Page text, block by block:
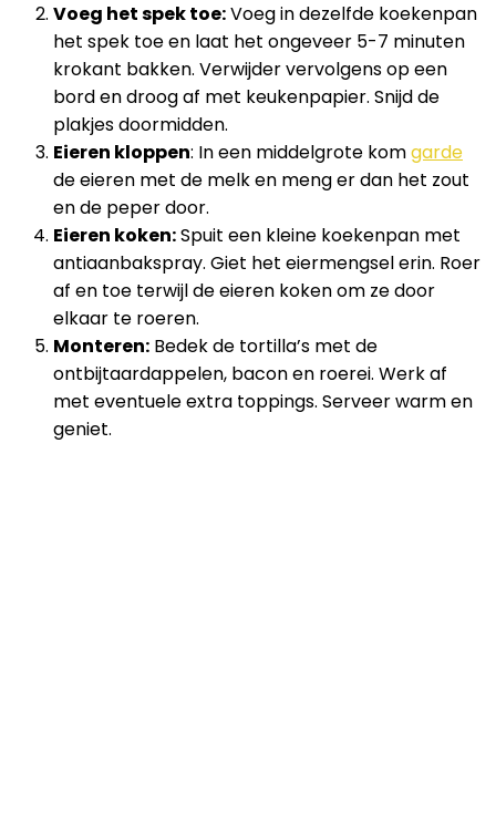
Voeg het spek toe:Voeg in dezelfde koekenpan
het spek toe en laat het ongeveer 5-7 minuten
krokant bakken. Verwijder vervolgens op een
bord en droog af met keukenpapier. Snijd de
plakjes doormidden.
Eieren kloppen: In een middelgrote komgarde
de eieren met de melk en meng er dan het zout
en de peper door.
Eieren koken:Spuit een kleine koekenpan met
antiaanbakspray. Giet het eiermengsel erin. Roer
af en toe terwijl de eieren koken om ze door
elkaar te roeren.
Monteren: Bedek de tortilla’s met de
ontbijtaardappelen, bacon en roerei. Werk af
met eventuele extra toppings. Serveer warm en
geniet.